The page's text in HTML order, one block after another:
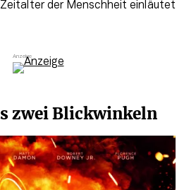
Zeitalter der Menschheit einläutet
zwei Blickwinkeln